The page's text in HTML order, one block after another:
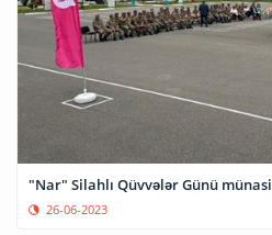
"Nar" Silahlı Qüvvələr Günü
26-06-2023